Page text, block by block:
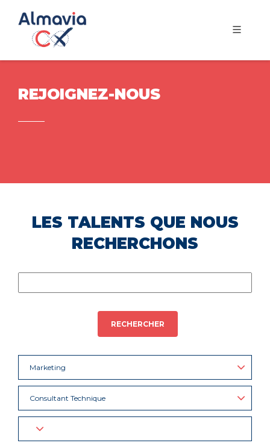
REJOIGNEZ-NOUS
LES TALENTS QUE NOUS
RECHERCHONS
RECHERCHER
Marketing
Consultant Technique